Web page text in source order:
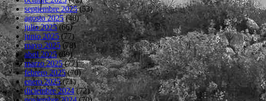
septiembre 2025(53)
agosto 2025(40)
julio 2025(66)
junio 2025(77)
mayo 2025 (78)
abril 2025(69)
marzo 2025(77)
febrero 2025(70)
enero 2025(71)
diciembre 2024(72)